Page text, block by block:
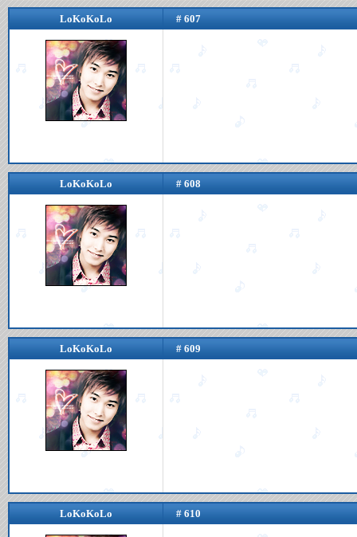
LoKoKoLo # 607
LoKoKoLo # 608
LoKoKoLo # 609
LoKoKoLo # 610